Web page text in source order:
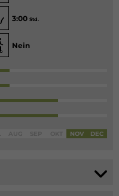
3:00 Std.
Nein
NOV DEC